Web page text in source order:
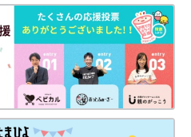
初の大型家具店として日本でも人
んなIKEAの商品はおしゃれで使い
SNSでも話題になりますよね。今
ットできるベビー収納アイテムを
。れなリビング雑貨をご紹介しまし
イテムで揃えれば居心地が良くな
しめますよね。IKEAにもほかに
で、ぜひ店舗やオンラインスト